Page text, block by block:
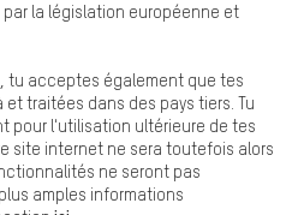
livraison versÉtats-Unis.
la législation européenne et
, tu acceptes également que tes
traitées dans des pays tiers. Tu
pour l'utilisation ultérieure de tes
site internet ne sera toutefois alors
ne seront pas
amples informations